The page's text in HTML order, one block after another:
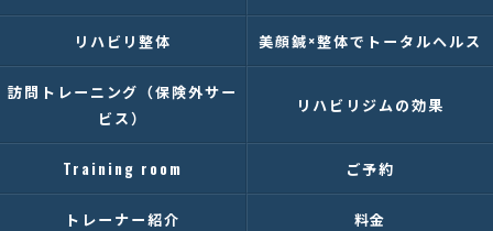
リハビリ整体 美顔鍼×整体でトータルヘルス
訪問トレーニング（保険外サー
ビス）
リハビリジムの効果
Training room ご予約
トレーナー紹介 料金